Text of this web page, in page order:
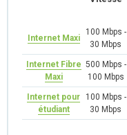
Internet Maxi
100 Mbps -
30 Mbps
Internet Fibre
Maxi
500 Mbps -
100 Mbps
Internet pour
étudiant
100 Mbps -
30 Mbps